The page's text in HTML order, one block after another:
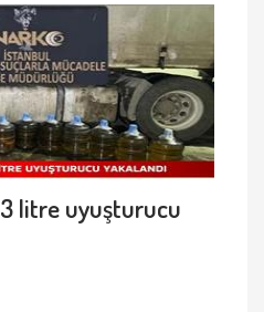
litre uyuşturucu